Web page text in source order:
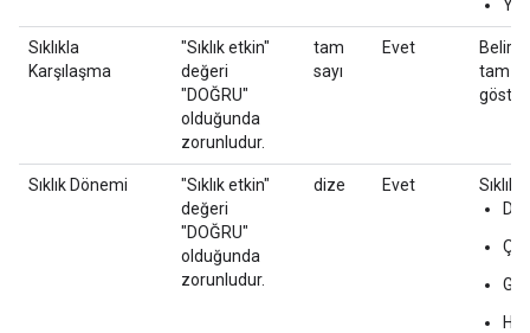
Sıklıkla
Karşılaşma
"Sıklık etkin"
değeri
"DOĞRU"
olduğunda
zorunludur.
tam
sayı
Evet
Belirli
tam
Sıklık Dönemi
"Sıklık etkin"
değeri
"DOĞRU"
olduğunda
zorunludur.
dize Evet
Sıklık